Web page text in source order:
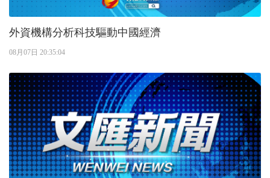
外資機構分析科技驅動中國經濟
08月07日 20:35:04